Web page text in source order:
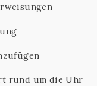
rund um die Uhr